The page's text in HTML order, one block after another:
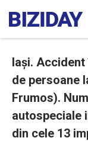
Iași.
de persoane
Frumos).
autospeciale
din cele 13